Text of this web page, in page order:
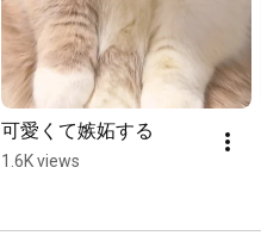
可愛くて嫉妬する
1.6K views